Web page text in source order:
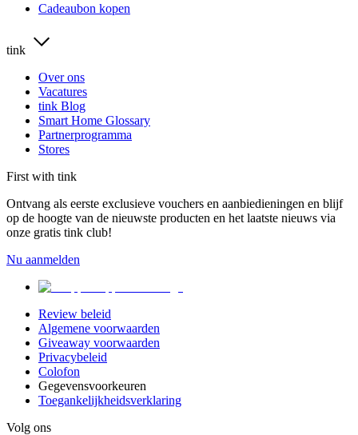
Cadeaubon kopen
tink
Over ons
Vacatures
tink Blog
Smart Home Glossary
Partnerprogramma
Stores
First with tink
Ontvang als eerste exclusieve vouchers en aanbiedieningen en blijf
op de hoogte van de nieuwste producten en het laatste nieuws via
onze gratis tink club!
Nu aanmelden
Review beleid
Algemene voorwaarden
Giveaway voorwaarden
Privacybeleid
Colofon
Gegevensvoorkeuren
Toegankelijkheidsverklaring
Volg ons